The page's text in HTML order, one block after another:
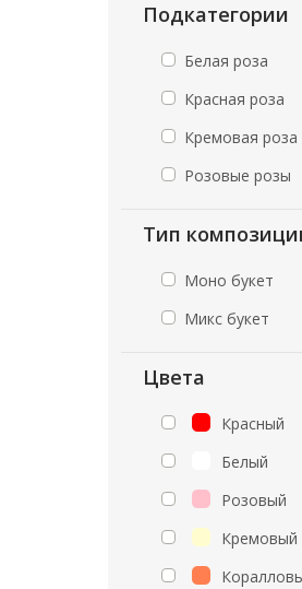
Подкатегории
Белая роза
Красная роза
Кремовая роза
Розовые розы
Тип
Моно букет
Микс букет
Цвета
Красный
Белый
Розовый
Кремовый